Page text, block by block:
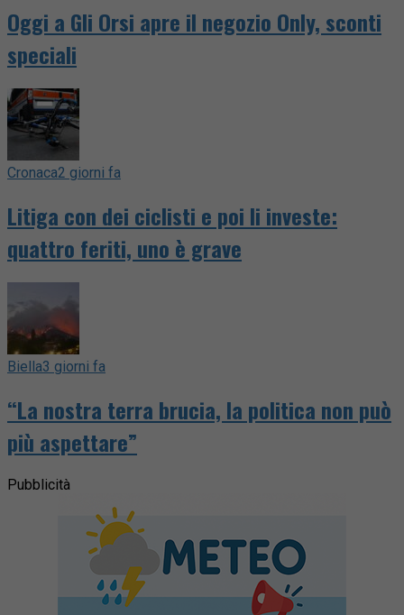
Oggi a Gli Orsi apre il negozio Only, sconti
speciali
Cronaca2 giorni fa
Litiga con dei ciclisti e poi li investe:
quattro feriti, uno è grave
Biella3 giorni fa
“La nostra terra brucia, la politica non può
più aspettare”
Pubblicità